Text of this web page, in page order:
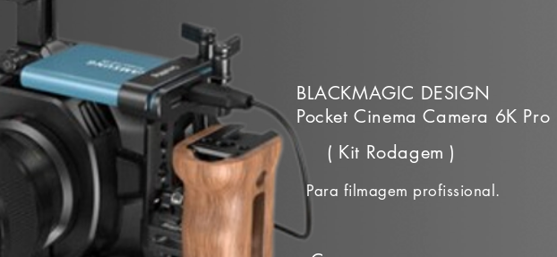
BLACKMAGIC DESIGN
Pocket Cinema Camera 6K Pro
( Kit Rodagem )
Para filmagem profissional.